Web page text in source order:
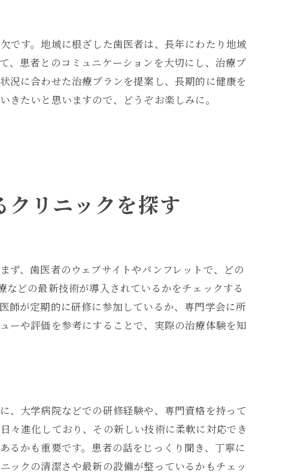
です。地域に根ざした歯医者は、長年にわたり地域
、患者とのコミュニケーションを大切にし、治療プ
況に合わせた治療プランを提案し、長期的に健康を
たいと思いますので、どうぞお楽しみに。
リニックを探す
、歯医者のウェブサイトやパンフレットで、どの
どの最新技術が導入されているかをチェックする
師が定期的に研修に参加しているか、専門学会に所
ーや評価を参考にすることで、実際の治療体験を知
、大学病院などでの研修経験や、専門資格を持って
々進化しており、その新しい技術に柔軟に対応でき
るかも重要です。患者の話をじっくり聞き、丁寧に
ックの清潔さや最新の設備が整っているかもチェッ